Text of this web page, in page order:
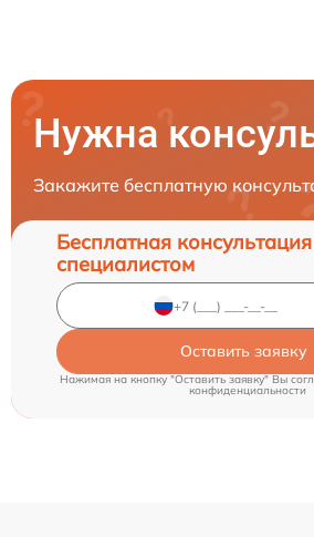
Нужна
Закажите бесплатную
Бесплатная
специалистом
Оставить заявку
Нажимая на кнопку "Оставить заявку" Вы
конфиденциальности